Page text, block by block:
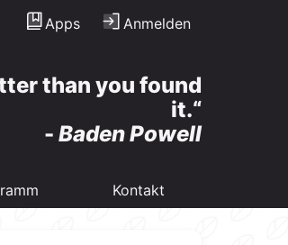
Apps Anmelden
than you found
it.
- Baden Powell
Kontakt